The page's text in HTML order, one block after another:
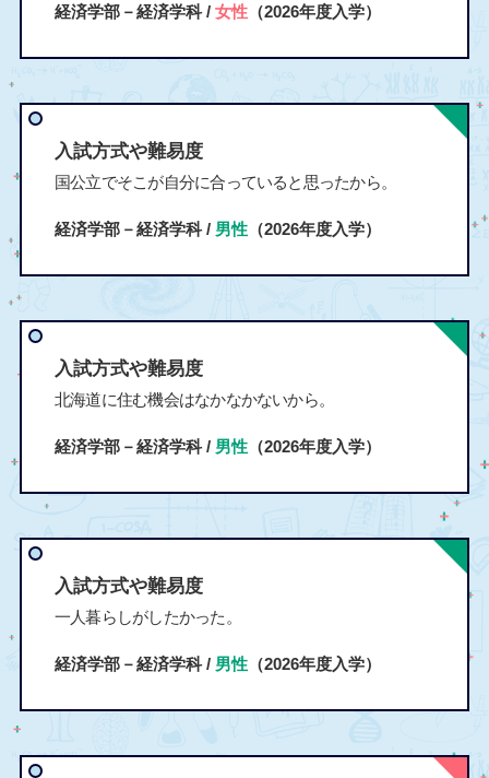
経済学部－経済学科 / 女性（2026年度入学）
入試方式や難易度
国公立でそこが自分に合っていると思ったから。
経済学部－経済学科 / 男性（2026年度入学）
入試方式や難易度
北海道に住む機会はなかなかないから。
経済学部－経済学科 / 男性（2026年度入学）
入試方式や難易度
一人暮らしがしたかった。
経済学部－経済学科 / 男性（2026年度入学）